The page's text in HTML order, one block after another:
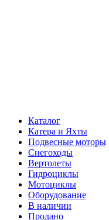
Каталог
Катера и Яхты
Подвесные моторы
Снегоходы
Вертолеты
Гидроциклы
Мотоциклы
Оборудование
В наличии
Продано